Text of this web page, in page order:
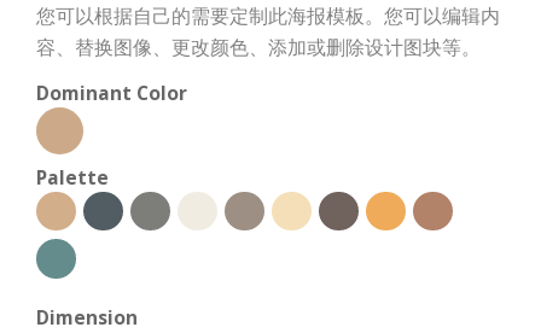
您可以根据自己的需要定制此海报模板。您可以编辑内
容、替换图像、更改颜色、添加或删除设计图块等。
Dominant Color
Palette
Dimension